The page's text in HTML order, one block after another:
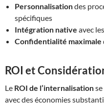
Personnalisationdes
spécifiques
Intégration native avec
Confidentialité maximale
ROI et
Le ROI de l’internalisation
avec des économies